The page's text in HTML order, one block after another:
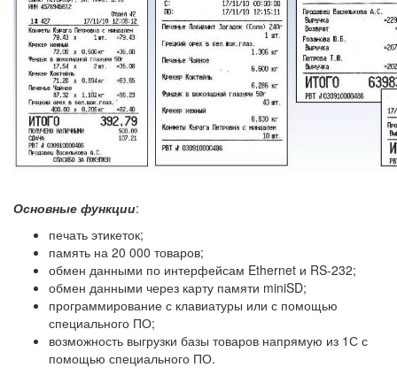
Основные функции:
печать этикеток;
память на 20 000 товаров;
обмен данными по интерфейсам Ethernet и RS-232;
обмен данными через карту памяти miniSD;
программирование с клавиатуры или с помощью
специального ПО;
возможность выгрузки базы товаров напрямую из 1С с
помощью специального ПО.